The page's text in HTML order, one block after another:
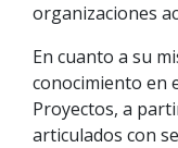
organizaciones
En cuanto a su
conocimiento en
Proyectos, a
articulados con